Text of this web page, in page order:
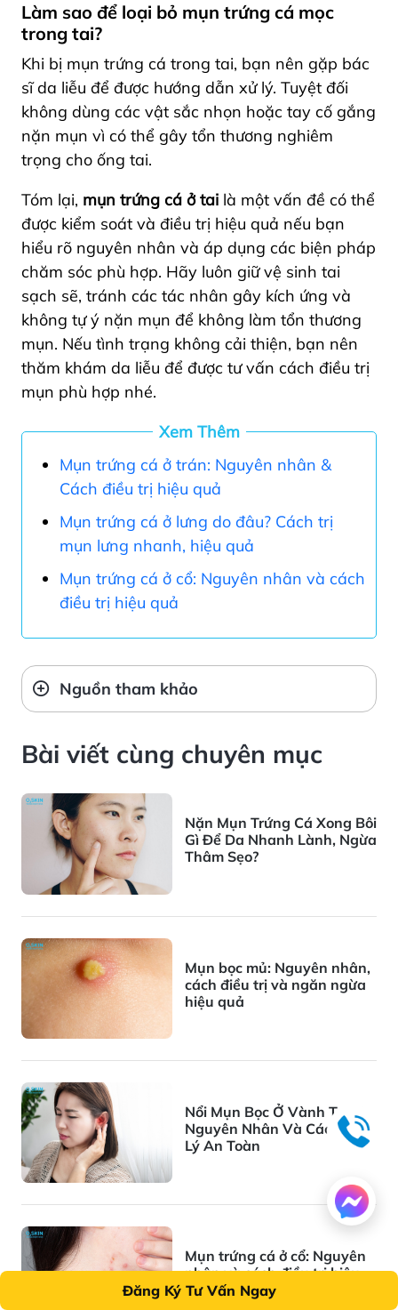
Làm sao để loại bỏ mụn trứng cá mọc
trong tai?
Khi bị mụn trứng cá trong tai, bạn nên gặp bác
sĩ da liễu để được hướng dẫn xử lý. Tuyệt đối
không dùng các vật sắc nhọn hoặc tay cố gắng
nặn mụn vì có thể gây tổn thương nghiêm
trọng cho ống tai.
Tóm lại, mụn trứng cá ở tai là một vấn đề có thể
được kiểm soát và điều trị hiệu quả nếu bạn
hiểu rõ nguyên nhân và áp dụng các biện pháp
chăm sóc phù hợp. Hãy luôn giữ vệ sinh tai
sạch sẽ, tránh các tác nhân gây kích ứng và
không tự ý nặn mụn để không làm tổn thương
mụn. Nếu tình trạng không cải thiện, bạn nên
thăm khám da liễu để được tư vấn cách điều trị
mụn phù hợp nhé.
Xem Thêm
Mụn trứng cá ở trán: Nguyên nhân &
Cách điều trị hiệu quả
Mụn trứng cá ở lưng do đâu? Cách trị
mụn lưng nhanh, hiệu quả
Mụn trứng cá ở cổ: Nguyên nhân và cách
điều trị hiệu quả
Nguồn tham khảo
Bài viết cùng chuyên mục
Nặn Mụn Trứng Cá Xong Bôi
Gì Để Da Nhanh Lành, Ngừa
Thâm Sẹo?
Mụn bọc mủ: Nguyên nhân,
cách điều trị và ngăn ngừa
hiệu quả
Nổi Mụn Bọc Ở Vành Tai: 8
Nguyên Nhân Và Cách Xử
Lý An Toàn
Mụn trứng cá ở cổ: Nguyên
nhân và cách điều trị hiệu
quả
Đăng Ký Tư Vấn Ngay